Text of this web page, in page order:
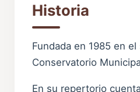
Historia
Fundada en 1985 en
Conservatorio
En su repertorio